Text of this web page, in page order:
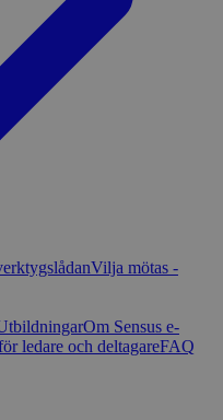
Vilja mötas -
Om Sensus e-
ledare och deltagareFAQ